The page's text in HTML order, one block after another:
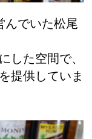
んでいた松尾
した空間で、
提供していま